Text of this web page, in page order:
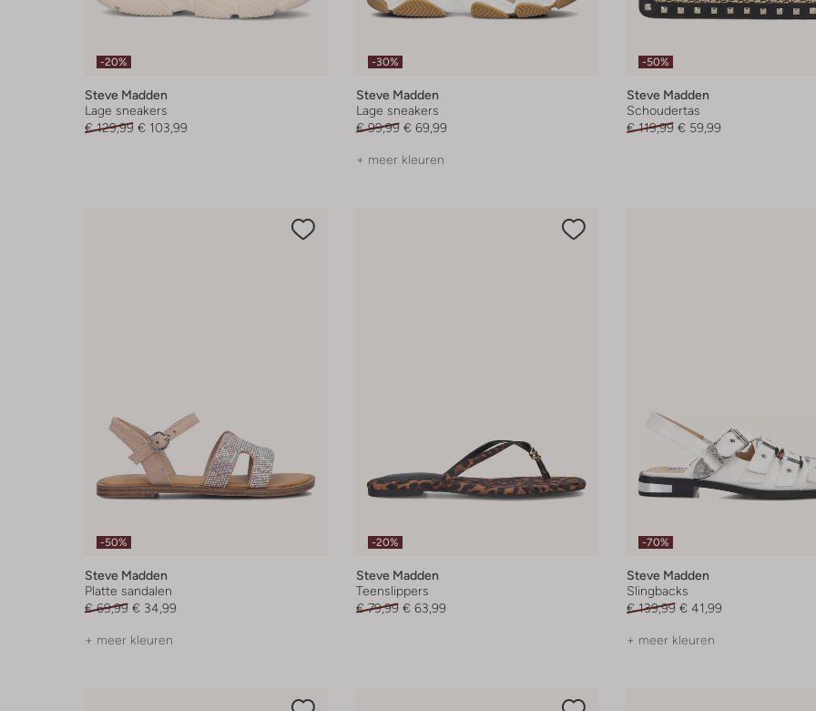
-20%
Steve Madden
Lage sneakers
€ 129,99 € 103,99
-30%
Steve Madden
Lage sneakers
€ 99,99 € 69,99
+ meer kleuren
-50%
Steve Madden
Schoudertas
€ 119,99 € 59,99
-50%
Steve Madden
Platte sandalen
€ 69,99 € 34,99
+ meer kleuren
-20%
Steve Madden
Teenslippers
€ 79,99 € 63,99
-70%
Steve Madden
Slingbacks
€ 139,99 € 41,99
+ meer kleuren